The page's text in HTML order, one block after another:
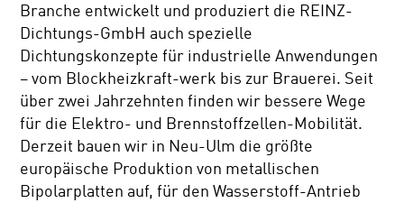
Branche entwickelt und produziert die REINZ-
Dichtungs-GmbH auch spezielle
Dichtungskonzepte für industrielle Anwendungen
– vom Blockheizkraft-werk bis zur Brauerei. Seit
über zwei Jahrzehnten finden wir bessere Wege
für die Elektro- und Brennstoffzellen-Mobilität.
Derzeit bauen wir in Neu-Ulm die größte
europäische Produktion von metallischen
Bipolarplatten auf, für den Wasserstoff-Antrieb